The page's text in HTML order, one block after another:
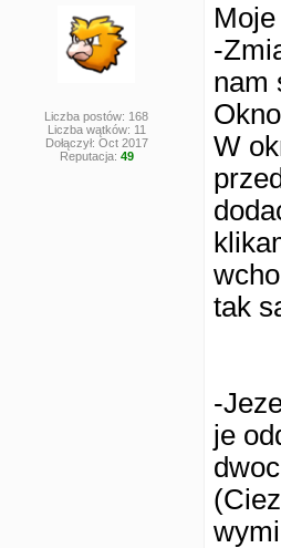
Liczba postów: 168
Liczba wątków: 11
Dołączył: Oct 2017
Reputacja: 49
-
nam
W
tak
-
je